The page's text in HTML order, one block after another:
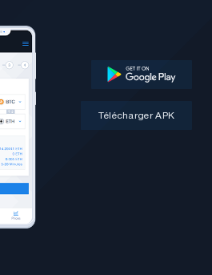
Télécharger APK